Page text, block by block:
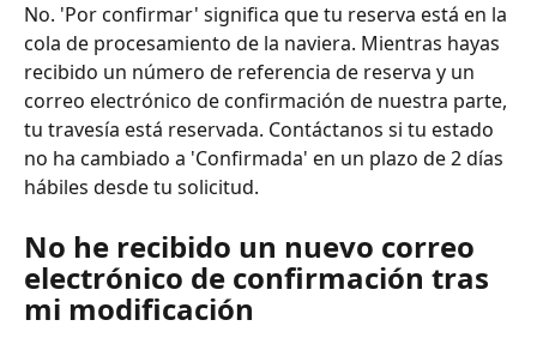
No. 'Por confirmar' significa que tu reserva está en la
cola de procesamiento de la naviera. Mientras hayas
recibido un número de referencia de reserva y un
correo electrónico de confirmación de nuestra parte,
tu travesía está reservada. Contáctanos si tu estado
no ha cambiado a 'Confirmada' en un plazo de 2 días
hábiles desde tu solicitud.
No he recibido un nuevo correo
electrónico de confirmación tras
mi modificación